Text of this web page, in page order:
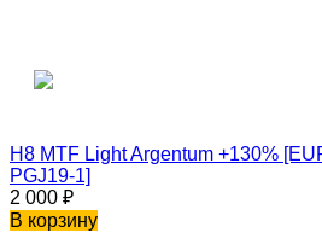
H8 MTF Light Argentum +130%
PGJ19-1]
2 000 ₽
В корзину